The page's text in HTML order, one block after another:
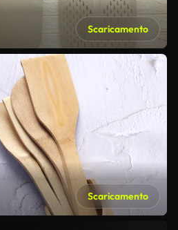
Scaricamento
Scaricamento